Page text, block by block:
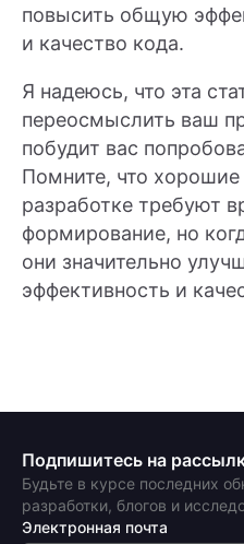
повысить общую
и качество кода.
Я надеюсь, что эта
переосмыслить ваш
побудит вас
Помните, что
разработке требуют
формирование, но
они значительно
эффективность и
Подпишитесь на
Будьте в курсе последних
разработки, блогов и
Электронная почта